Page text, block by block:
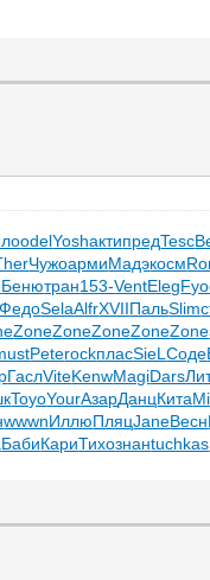
odelYoshактипредTesc
ЧужоармиМадэкосм
Бенютран153-VentEleg
ФедоSelaAlfrXVIIПальSlim
ZoneZoneZoneZoneZone
PeterockпласSieLСоде
ГаслViteKenwMagiDars
ToyoYourАзарДанцКита
wwwnИллюПляцJaneВесн
БабиКариТихознанtuchkas